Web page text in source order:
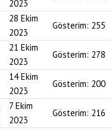
2023
28 Ekim
2023
Gösterim: 255
21 Ekim
2023
Gösterim: 278
14 Ekim
2023
Gösterim: 200
7 Ekim
2023
Gösterim: 216